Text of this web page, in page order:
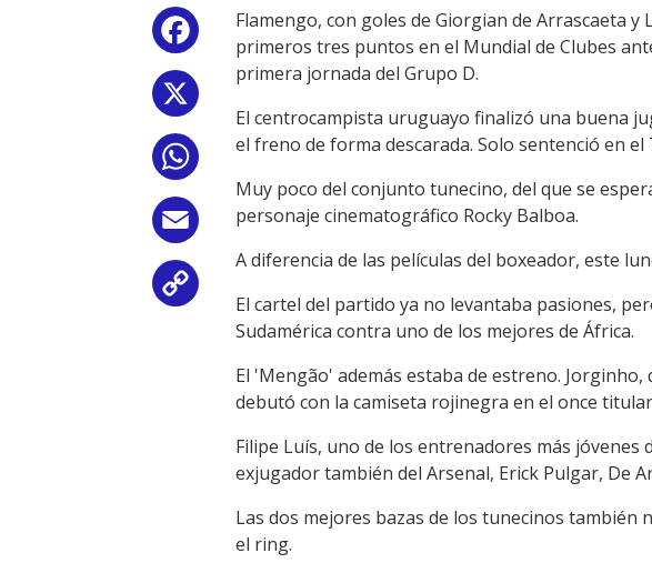
Facebook
Email
Link
Flamengo, con goles de Giorgian de Arrascaeta
primeros tres puntos en el Mundial de Clubes
primera jornada del Grupo D.
El centrocampista uruguayo finalizó una buena
el freno de forma descarada. Solo sentenció en
Muy poco del conjunto tunecino, del que se
personaje cinematográfico Rocky Balboa.
A diferencia de las películas del boxeador, este
El cartel del partido ya no levantaba pasiones,
Sudamérica contra uno de los mejores de África.
El 'Mengão' además estaba de estreno.
debutó con la camiseta rojinegra en el once
Filipe Luís, uno de los entrenadores más jóvenes
exjugador también del Arsenal, Erick Pulgar, De
Las dos mejores bazas de los tunecinos también
el ring.